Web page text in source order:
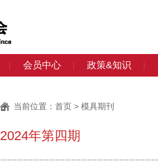
会员中心 政策&知识
当前位置： 首页 > 模具期刊
2024年第四期